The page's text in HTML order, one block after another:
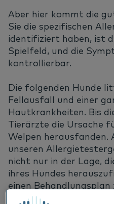
Aber hier kommt die
Sie die spezifischen
identifiziert haben, ist
Spielfeld, und die
kontrollierbar.
Die folgenden Hunde
Fellausfall und einer
Hautkrankheiten. Bis
Tierärzte die Ursache
Welpen
unseren
nicht nur in der Lage,
ihres Hundes
einen
letztendlich zu einer